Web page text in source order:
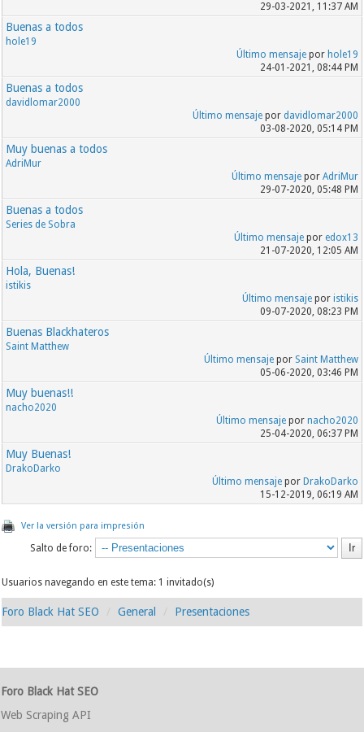
29-03-2021, 11:37 AM
Buenas a todos
hole19
Último mensajepor hole19
24-01-2021, 08:44 PM
Buenas a todos
davidlomar2000
Último mensajepor davidlomar2000
03-08-2020, 05:14 PM
Muy buenas a todos
AdriMur
Último mensajepor AdriMur
29-07-2020, 05:48 PM
Buenas a todos
Series de Sobra
Último mensajepor edox13
21-07-2020, 12:05 AM
Hola, Buenas!
istikis
Último mensajepor istikis
09-07-2020, 08:23 PM
Buenas Blackhateros
Saint Matthew
Último mensajepor Saint Matthew
05-06-2020, 03:46 PM
Muy buenas!!
nacho2020
Último mensajepor nacho2020
25-04-2020, 06:37 PM
Muy Buenas!
DrakoDarko
Último mensajepor DrakoDarko
15-12-2019, 06:19 AM
Ver la versión para impresión
Salto de foro:
Usuarios navegando en este tema: 1 invitado(s)
Foro Black Hat SEO General Presentaciones
Foro Black Hat SEO
Web Scraping API